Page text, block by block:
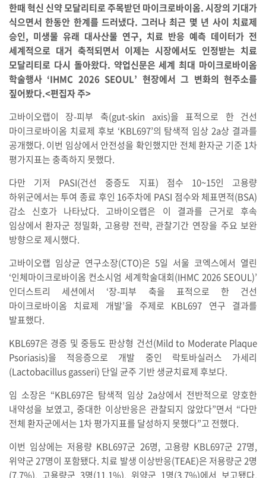
한때 혁신 신약 모달리티로 주목받던 마이크로바이옴. 시장의 기대가
식으면서 한동안 한계를 드러냈다. 그러나 최근 몇 년 사이 치료제
승인, 미생물 유래 대사산물 연구, 치료 반응 예측 데이터가 전
세계적으로 대거 축적되면서 이제는 시장에서도 인정받는 치료
모달리티로 다시 돌아왔다. 약업신문은 세계 최대 마이크로바이옴
학술행사 ‘IHMC 2026 SEOUL’ 현장에서 그 변화의 현주소를
짚어봤다.<편집자 주>
고바이오랩이 장-피부 축(gut-skin axis)을 표적으로 한 건선
마이크로바이옴 치료제 후보 ‘KBL697’의 탐색적 임상 2a상 결과를
공개했다. 이번 임상에서 안전성을 확인했지만 전체 환자군 기준 1차
평가지표는 충족하지 못했다.
다만 기저 PASI(건선 중증도 지표) 점수 10~15인 고용량
하위군에서는 투여 종료 후인 16주차에 PASI 점수와 체표면적(BSA)
감소 신호가 나타났다. 고바이오랩은 이 결과를 근거로 후속
임상에서 환자군 정밀화, 고용량 전략, 관찰기간 연장을 주요 보완
방향으로 제시했다.
고바이오랩 임상균 연구소장(CTO)은 5일 서울 코엑스에서 열린
‘인체마이크로바이옴 컨소시엄 세계학술대회(IHMC 2026 SEOUL)’
인더스트리 세션에서 ‘장-피부 축을 표적으로 한 건선
마이크로바이옴 치료제 개발’을 주제로 KBL697 연구 결과를
발표했다.
KBL697은 경증 및 중등도 판상형 건선(Mild to Moderate Plaque
Psoriasis)을 적응증으로 개발 중인 락토바실러스 가세리
(Lactobacillus gasseri) 단일 균주 기반 생균치료제 후보다.
임 소장은 “KBL697은 탐색적 임상 2a상에서 전반적으로 양호한
내약성을 보였고, 중대한 이상반응은 관찰되지 않았다”면서 “다만
전체 환자군에서는 1차 평가지표를 달성하지 못했다”고 전했다.
이번 임상에는 저용량 KBL697군 26명, 고용량 KBL697군 27명,
위약군 27명이 포함됐다. 치료 발생 이상반응(TEAE)은 저용량군 2명
(7.7%), 고용량군 3명(11.1%), 위약군 1명(3.7%)에서 보고됐다.